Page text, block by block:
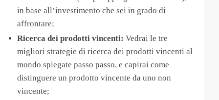
in base all’investimento che sei in grado di
affrontare;
Ricerca dei prodotti vincenti: Vedrai le tre
migliori strategie di ricerca dei prodotti vincenti al
mondo spiegate passo passo, e capirai come
distinguere un prodotto vincente da uno non
vincente;